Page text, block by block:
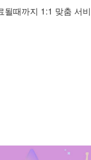
될때까지 1:1 맞춤 서비